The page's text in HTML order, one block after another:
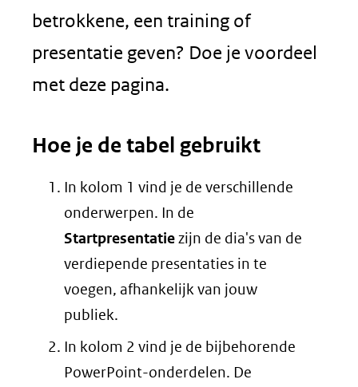
betrokkene, een training of
presentatie geven? Doe je voordeel
met deze pagina.
Hoe je de tabel gebruikt
In kolom 1 vind je de verschillende
onderwerpen. In de
Startpresentatiezijn de dia's van de
verdiepende presentaties in te
voegen, afhankelijk van jouw
publiek.
In kolom 2 vind je de bijbehorende
PowerPoint-onderdelen. De